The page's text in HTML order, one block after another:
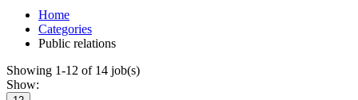
Home
Categories
Public relations
Showing 1-12 of 14 job(s)
Show: